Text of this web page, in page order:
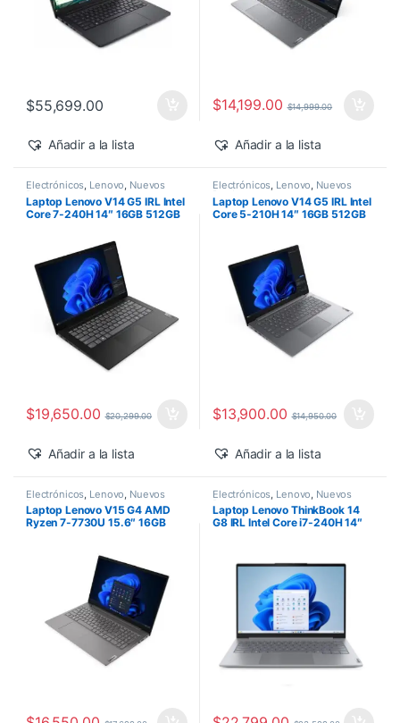
$55,699.00
Añadir a la lista
$14,199.00 $14,999.00
Añadir a la lista
Electrónicos Lenovo Nuevos
Laptop Lenovo V14 G5 IRL Intel
Core 7-240H 14″ 16GB 512GB
$19,650.00 $20,299.00
Añadir a la lista
Electrónicos Lenovo Nuevos
Laptop Lenovo V14 G5 IRL Intel
Core 5-210H 14″ 16GB 512GB
$13,900.00 $14,950.00
Añadir a la lista
Electrónicos Lenovo Nuevos
Productos
Laptop Lenovo V15 G4 AMD
Ryzen 7-7730U 15.6″ 16GB
Electrónicos Lenovo Nuevos
Productos
Laptop Lenovo ThinkBook 14
G8 IRL Intel Core i7-240H 14″